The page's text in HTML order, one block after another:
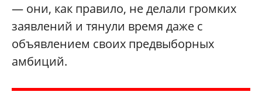
— они, как правило, не делали громких
заявлений и тянули время даже с
объявлением своих предвыборных
амбиций.